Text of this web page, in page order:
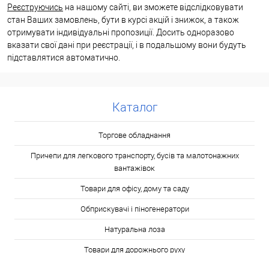
Реєструючись на нашому сайті, ви зможете відслідковувати
стан Ваших замовлень, бути в курсі акцій і знижок, а також
отримувати індивідуальні пропозиції. Досить одноразово
вказати свої дані при реєстрації, і в подальшому вони будуть
підставлятися автоматично.
Каталог
Торгове обладнання
Причепи для легкового транспорту, бусів та малотонажних
вантажівок
Товари для офісу, дому та саду
Обприскувачі і піногенератори
Натуральна лоза
Товари для дорожнього руху